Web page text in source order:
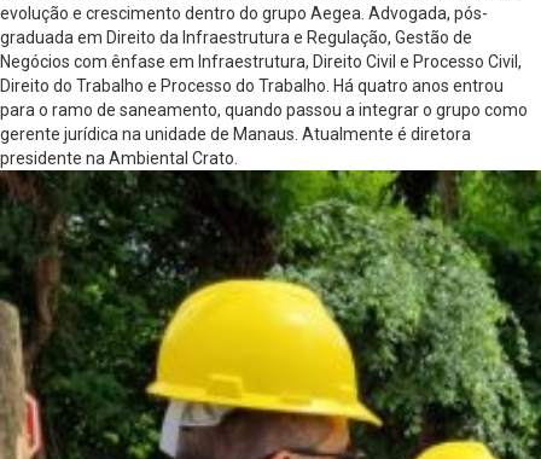
evolução e crescimento dentro do grupo Aegea. Advogada, pós-
graduada em Direito da Infraestrutura e Regulação, Gestão de
Negócios com ênfase em Infraestrutura, Direito Civil e Processo Civil,
Direito do Trabalho e Processo do Trabalho. Há quatro anos entrou
para o ramo de saneamento, quando passou a integrar o grupo como
gerente jurídica na unidade de Manaus. Atualmente é diretora
presidente na Ambiental Crato.